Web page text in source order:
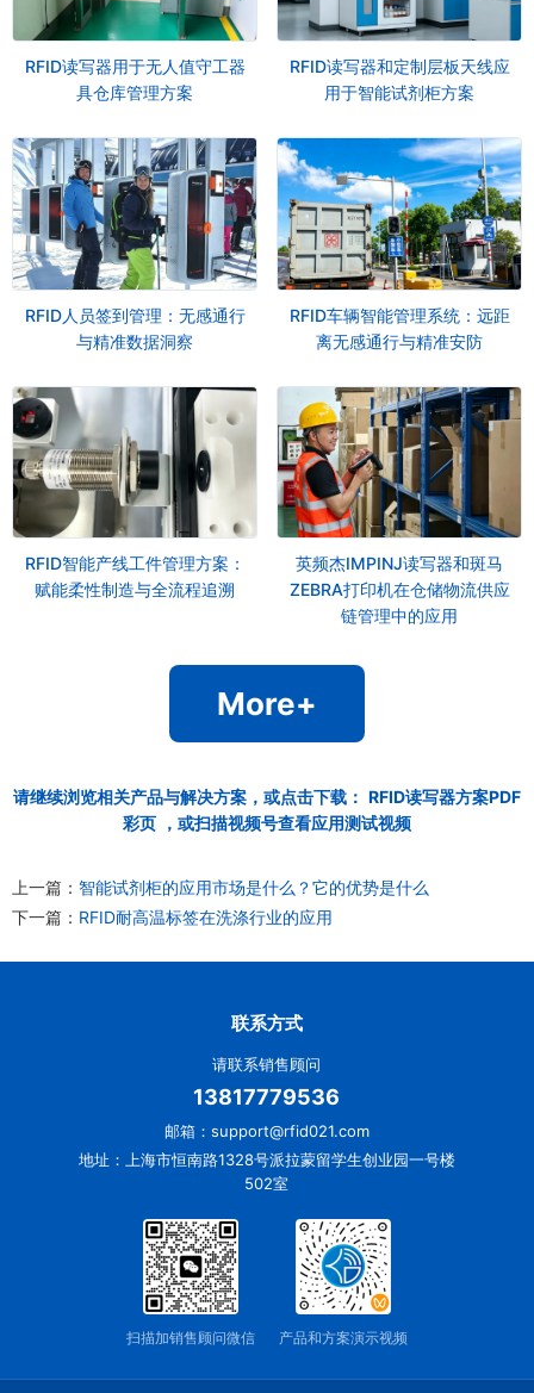
RFID读写器用于无人值守工器
具仓库管理方案
RFID读写器和定制层板天线应
用于智能试剂柜方案
RFID人员签到管理：无感通行
与精准数据洞察
RFID车辆智能管理系统：远距
离无感通行与精准安防
RFID智能产线工件管理方案：
赋能柔性制造与全流程追溯
英频杰IMPINJ读写器和斑马
ZEBRA打印机在仓储物流供应
链管理中的应用
More+
请继续浏览相关产品与解决方案，或点击下载： RFID读写器方案PDF
彩页 ，或扫描视频号查看应用测试视频
上一篇： 智能试剂柜的应用市场是什么？它的优势是什么
下一篇： RFID耐高温标签在洗涤行业的应用
联系方式
请联系销售顾问
13817779536
邮箱：support@rfid021.com
地址：上海市恒南路1328号派拉蒙留学生创业园一号楼
502室
扫描加销售顾问微信 产品和方案演示视频